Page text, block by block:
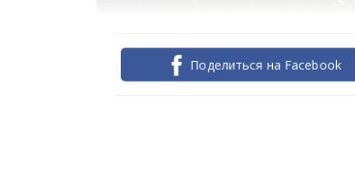
Поделиться на Facebook